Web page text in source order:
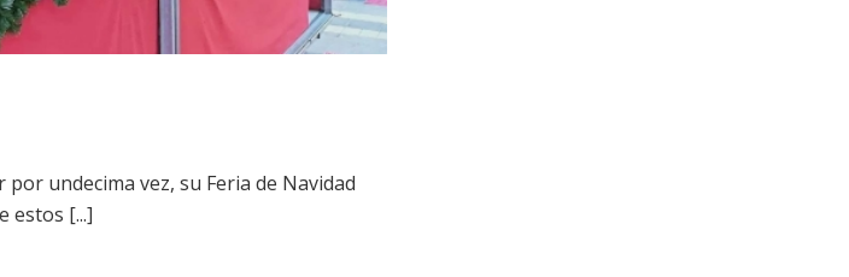
undecima vez, su Feria de Navidad
estos [...]